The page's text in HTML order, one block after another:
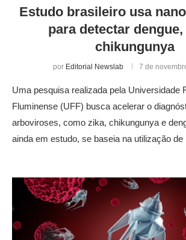
Estudo brasileiro usa
para detectar dengue,
chikungunya
por Editorial Newslab 7 de
Uma pesquisa realizada pela Universidade
Fluminense (UFF) busca acelerar o
arboviroses, como zika, chikungunya e
ainda em estudo, se baseia na utilização